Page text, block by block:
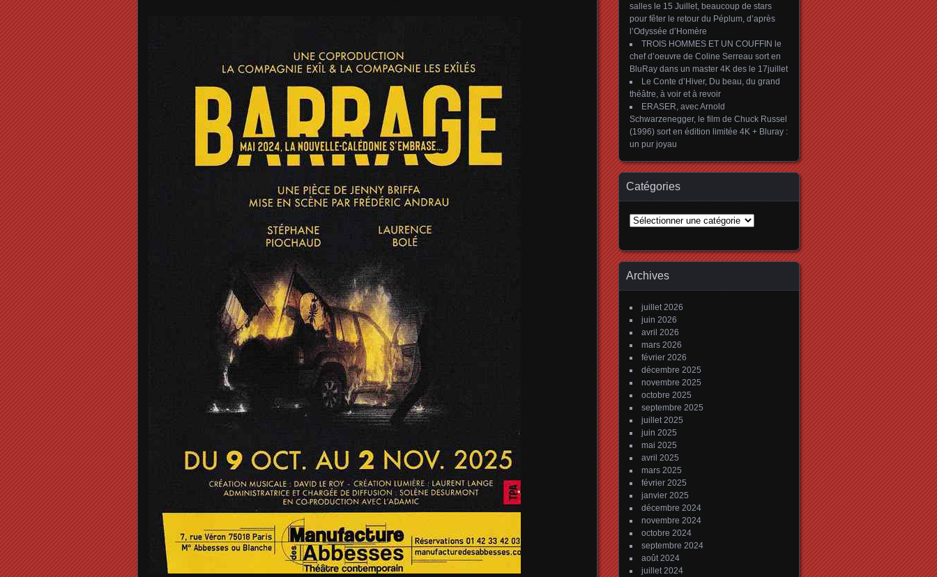
salles le 15 Juillet, beaucoup de stars
pour fêter le retour du Péplum, d’après
l’Odyssée d’Homère
TROIS HOMMES ET UN COUFFIN le
chef d’oeuvre de Coline Serreau sort en
BluRay dans un master 4K des le 17juillet
Le Conte d’Hiver, Du beau, du grand
théâtre, à voir et à revoir
ERASER, avec Arnold
Schwarzenegger, le film de Chuck Russel
(1996) sort en édition limitée 4K + Bluray :
un pur joyau
Catégories
Catégories
Archives
juillet 2026
juin 2026
avril 2026
mars 2026
février 2026
décembre 2025
novembre 2025
octobre 2025
septembre 2025
juillet 2025
juin 2025
mai 2025
avril 2025
mars 2025
février 2025
janvier 2025
décembre 2024
novembre 2024
octobre 2024
septembre 2024
août 2024
juillet 2024